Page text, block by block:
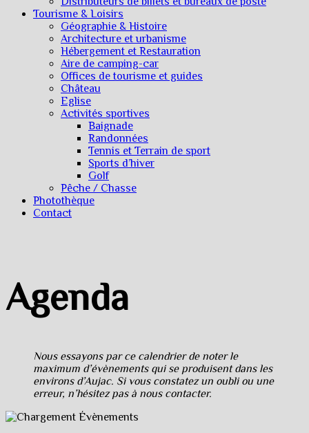
Tourisme & Loisirs
Géographie & Histoire
Architecture et urbanisme
Hébergement et Restauration
Aire de camping-car
Offices de tourisme et guides
Château
Eglise
Activités sportives
Baignade
Randonnées
Tennis et Terrain de sport
Sports d’hiver
Golf
Pêche / Chasse
Photothèque
Contact
Agenda
Nous essayons par ce calendrier de noter le
maximum d’évènements qui se produisent dans les
environs d’Aujac. Si vous constatez un oubli ou une
erreur, n’hésitez pas à nous contacter.